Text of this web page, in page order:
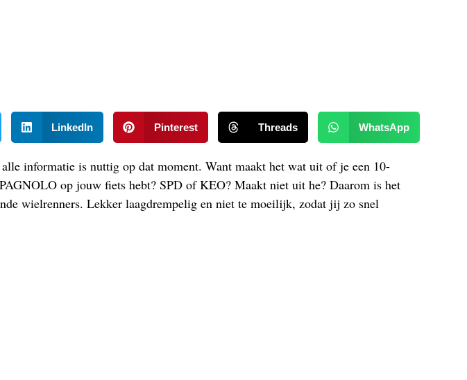
LinkedIn Pinterest Threads WhatsApp
informatie is nuttig op dat moment. Want maakt het wat uit of je een 10-
op jouw fiets hebt? SPD of KEO? Maakt niet uit he? Daarom is het
wielrenners. Lekker laagdrempelig en niet te moeilijk, zodat jij zo snel